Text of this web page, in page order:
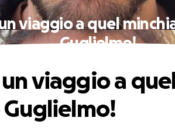
viaggio a quel
Guglielmo!
viaggio a